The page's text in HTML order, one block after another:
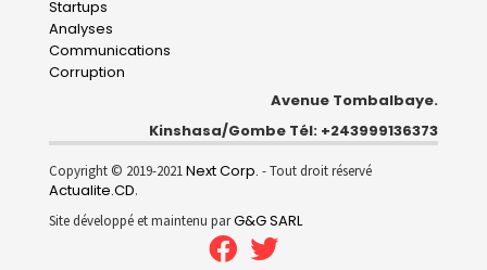
Startups
Analyses
Communications
Corruption
Avenue Tombalbaye.
Kinshasa/Gombe Tél: +243999136373
Copyright © 2019-2021Next Corp. - Tout droit réservé
Actualite.CD.
Site développé et maintenu parG&G SARL